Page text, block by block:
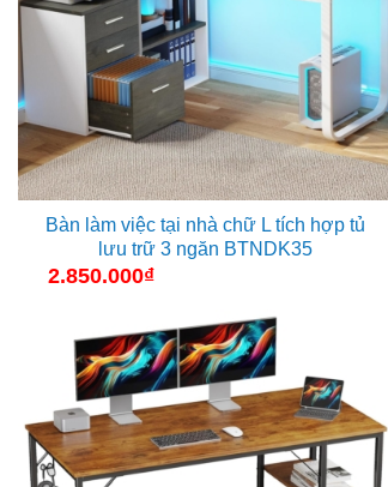
Bàn làm việc tại nhà chữ L tích hợp tủ
lưu trữ 3 ngăn BTNDK35
2.850.000₫